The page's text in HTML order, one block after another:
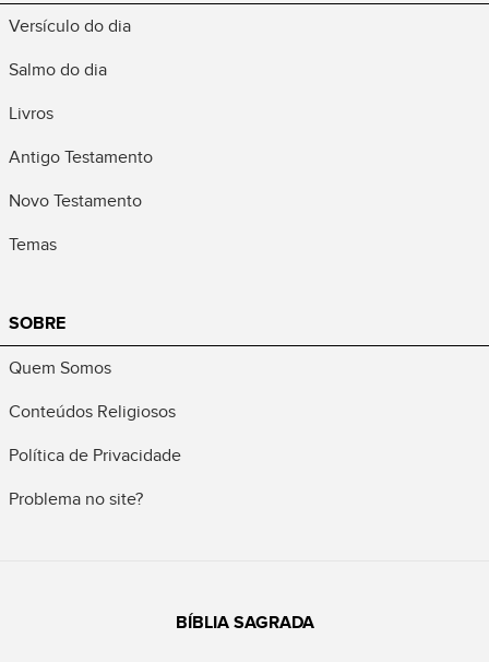
Versículo do dia
Salmo do dia
Livros
Antigo Testamento
Novo Testamento
Temas
SOBRE
Quem Somos
Conteúdos Religiosos
Política de Privacidade
Problema no site?
BÍBLIA SAGRADA